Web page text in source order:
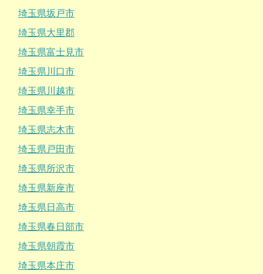
埼玉県坂戸市
埼玉県大里郡
埼玉県富士見市
埼玉県川口市
埼玉県川越市
埼玉県幸手市
埼玉県志木市
埼玉県戸田市
埼玉県所沢市
埼玉県新座市
埼玉県日高市
埼玉県春日部市
埼玉県朝霞市
埼玉県本庄市